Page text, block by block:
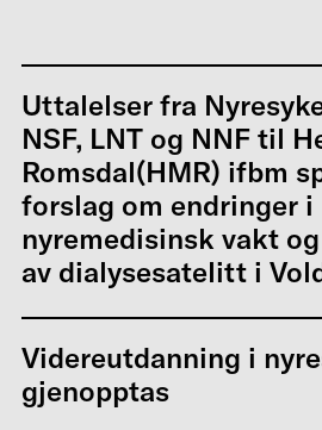
Uttalelser fra
NSF, LNT og NNF til
Romsdal(HMR) ifbm
forslag om endringer i
nyremedisinsk vakt
av dialysesatelitt i
Videreutdanning i
gjenopptas